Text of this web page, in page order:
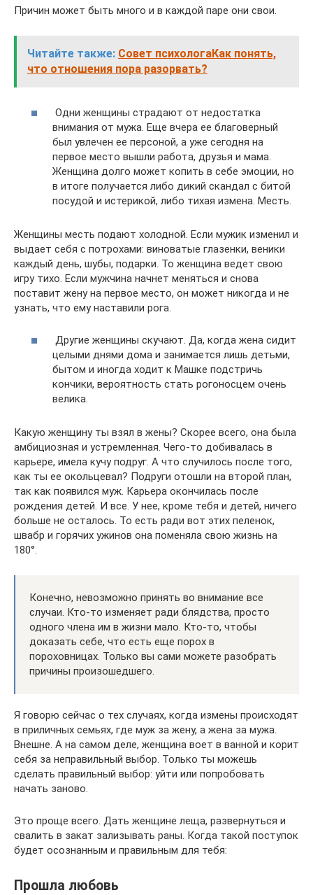
Причин может быть много и в каждой паре они свои.
Читайте также: Совет психологаКак понять,
что отношения пора разорвать?
Одни женщины страдают от недостатка
внимания от мужа. Еще вчера ее благоверный
был увлечен ее персоной, а уже сегодня на
первое место вышли работа, друзья и мама.
Женщина долго может копить в себе эмоции, но
в итоге получается либо дикий скандал с битой
посудой и истерикой, либо тихая измена. Месть.
Женщины месть подают холодной. Если мужик изменил и
выдает себя с потрохами: виноватые глазенки, веники
каждый день, шубы, подарки. То женщина ведет свою
игру тихо. Если мужчина начнет меняться и снова
поставит жену на первое место, он может никогда и не
узнать, что ему наставили рога.
Другие женщины скучают. Да, когда жена сидит
целыми днями дома и занимается лишь детьми,
бытом и иногда ходит к Машке подстричь
кончики, вероятность стать рогоносцем очень
велика.
Какую женщину ты взял в жены? Скорее всего, она была
амбициозная и устремленная. Чего-то добивалась в
карьере, имела кучу подруг. А что случилось после того,
как ты ее окольцевал? Подруги отошли на второй план,
так как появился муж. Карьера окончилась после
рождения детей. И все. У нее, кроме тебя и детей, ничего
больше не осталось. То есть ради вот этих пеленок,
швабр и горячих ужинов она поменяла свою жизнь на
180°.
Конечно, невозможно принять во внимание все
случаи. Кто-то изменяет ради блядства, просто
одного члена им в жизни мало. Кто-то, чтобы
доказать себе, что есть еще порох в
пороховницах. Только вы сами можете разобрать
причины произошедшего.
Я говорю сейчас о тех случаях, когда измены происходят
в приличных семьях, где муж за жену, а жена за мужа.
Внешне. А на самом деле, женщина воет в ванной и корит
себя за неправильный выбор. Только ты можешь
сделать правильный выбор: уйти или попробовать
начать заново.
Это проще всего. Дать женщине леща, развернуться и
свалить в закат зализывать раны. Когда такой поступок
будет осознанным и правильным для тебя:
Прошла любовь